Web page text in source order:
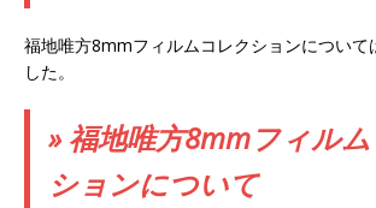
福地唯方8mmフィルムコレクションについて
した。
» 福地唯方8mmフィル
ションについて